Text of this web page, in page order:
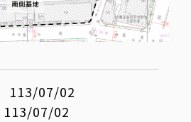
113/07/02
113/07/02